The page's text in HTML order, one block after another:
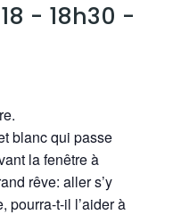
- 18h30 -
blanc qui passe
la fenêtre à
rêve: aller s’y
pourra-t-il l’aider à